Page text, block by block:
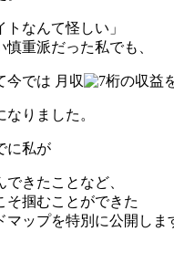
トなんて怪しい」
慎重派だった私でも、
今では 月収 桁の収益
りました。
に私が
きたことなど、
そ掴むことができた
マップを特別に公開 しま